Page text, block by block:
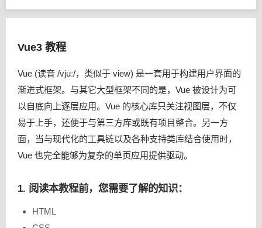
Vue3 教程
Vue (读音 /vjuː/，类似于 view) 是一套用于构建用户界面的
渐进式框架。与其它大型框架不同的是，Vue 被设计为可
以自底向上逐层应用。Vue 的核心库只关注视图层，不仅
易于上手，还便于与第三方库或既有项目整合。另一方
面，当与现代化的工具链以及各种支持类库结合使用时，
Vue 也完全能够为复杂的单页应用提供驱动。
1. 阅读本教程前，您需要了解的知识：
HTML